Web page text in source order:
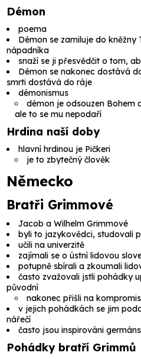
Démon
poema
Démon se zamiluje do
nápadníka
snaží se ji přesvědčit o tom,
Démon se nakonec dostává
smrti dostává do ráje
démonismus
démon je odsouzen Bohem
ale to se mu nepodaří
Hrdina naší doby
hlavní hrdinou je Pičkeri
je to zbytečný člověk
Německo
Bratři Grimmové
Jacob a Wilhelm Grimmové
byli to jazykovědci, studovali
učili na univerzitě
zajímali se o ústní lidovou
potupně sbírali a zkoumali
často zvažovali jstli pohádky
původní
nakonec přišli na kompromis
v jejich pohádkách se jim
nářečí
často jsou inspirováni
Pohádky bratří Grimmů